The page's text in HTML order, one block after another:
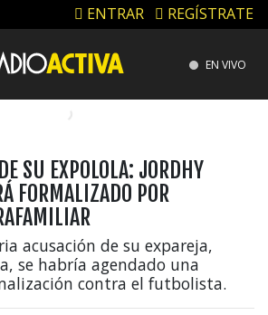
ENTRAR REGÍSTRATE
EN VIVO
SU EXPOLOLA: JORDHY
FORMALIZADO POR
acusación de su expareja,
se habría agendado una
contra el futbolista.